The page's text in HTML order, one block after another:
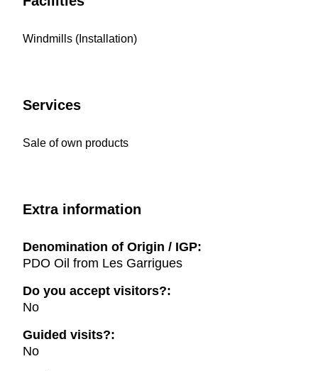
Windmills (Installation)
Services
Sale of own products
Extra information
Denomination of Origin / IGP:
PDO Oil from Les Garrigues
Do you accept visitors?:
No
Guided visits?:
No